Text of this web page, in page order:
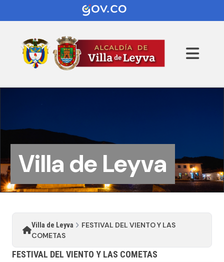
Villa de Leyva
Villa de Leyva
FESTIVAL DEL VIENTO Y LAS
COMETAS
FESTIVAL DEL VIENTO Y LAS COMETAS